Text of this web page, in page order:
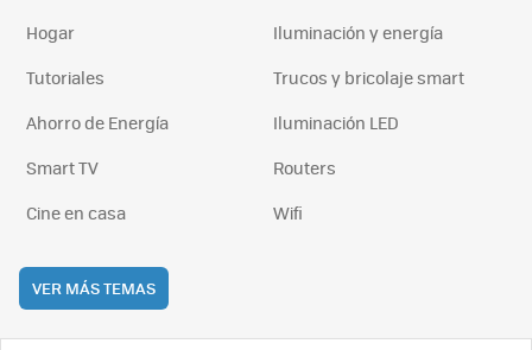
Hogar
Iluminación y energía
Tutoriales
Trucos y bricolaje smart
Ahorro de Energía
Iluminación LED
Smart TV
Routers
Cine en casa
Wifi
VER MÁS TEMAS